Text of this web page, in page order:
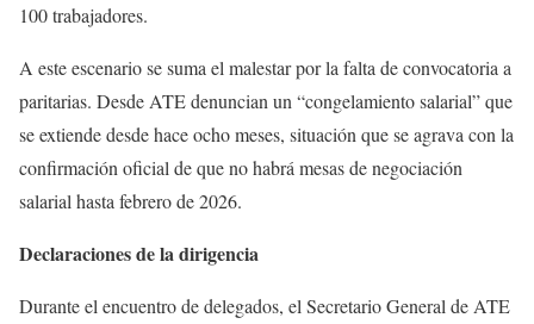
100 trabajadores.
A este escenario se suma el malestar por la falta de convocatoria a
paritarias. Desde ATE denuncian un “congelamiento salarial” que
se extiende desde hace ocho meses, situación que se agrava con la
confirmación oficial de que no habrá mesas de negociación
salarial hasta febrero de 2026.
Declaraciones de la dirigencia
Durante el encuentro de delegados, el Secretario General de ATE